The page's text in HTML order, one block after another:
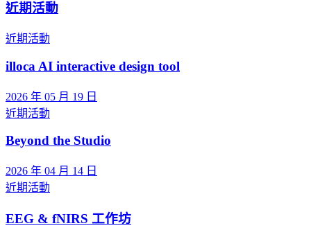
近期活動
近期活動
illoca AI interactive design tool
2026 年 05 月 19 日
近期活動
Beyond the Studio
2026 年 04 月 14 日
近期活動
EEG & fNIRS 工作坊